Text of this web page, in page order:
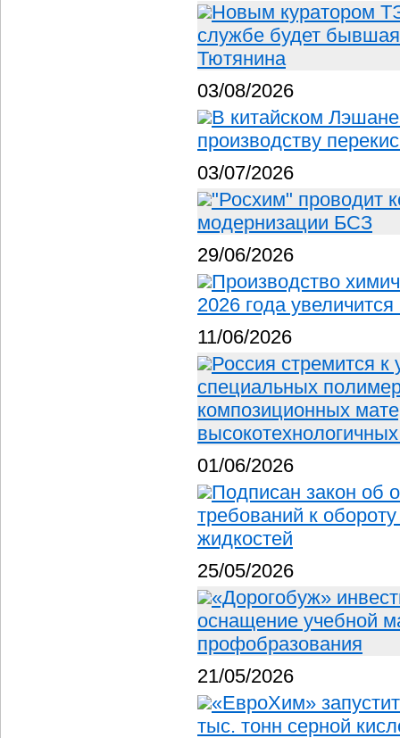
Новым куратором
службе будет
Тютянина
03/08/2026
В китайском
производству
03/07/2026
"Росхим" проводит
модернизации БСЗ
29/06/2026
Производство
2026 года
11/06/2026
Россия стремится
специальных
композиционных
01/06/2026
Подписан закон об
требований к
жидкостей
25/05/2026
«Дорогобуж»
оснащение учебной
профобразования
21/05/2026
«ЕвроХим»
тыс. тонн серной